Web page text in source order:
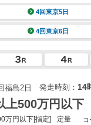
4回東京5日
4回東京6日
福島2日 発走時刻： 14
上500万円以下
万円以下[指定] 定量